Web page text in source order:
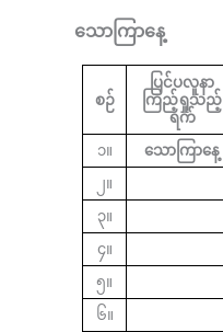
သောကြာနေ့
စဉ်
ပြင်ပလူနာ
ကြည့်ရှုသည့်
ရက်
၁။ သောကြာနေ့
၂။
၃။
၄။
၅။
၆။